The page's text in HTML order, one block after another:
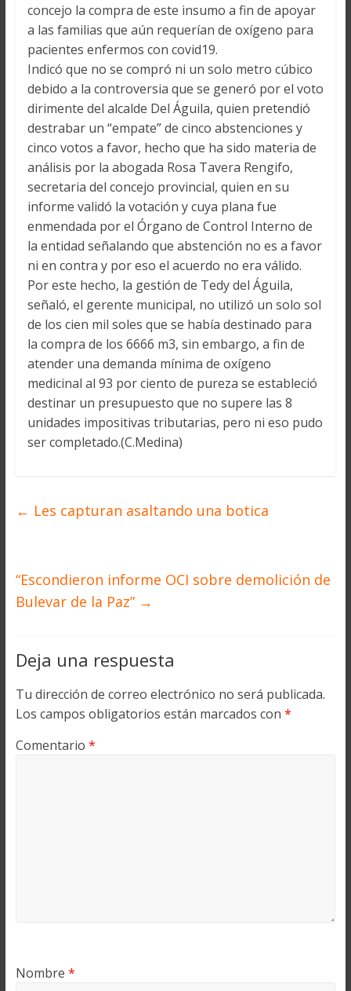
concejo la compra de este insumo a fin de apoyar
a las familias que aún requerían de oxígeno para
pacientes enfermos con covid19.
Indicó que no se compró ni un solo metro cúbico
debido a la controversia que se generó por el voto
dirimente del alcalde Del Águila, quien pretendió
destrabar un “empate” de cinco abstenciones y
cinco votos a favor, hecho que ha sido materia de
análisis por la abogada Rosa Tavera Rengifo,
secretaria del concejo provincial, quien en su
informe validó la votación y cuya plana fue
enmendada por el Órgano de Control Interno de
la entidad señalando que abstención no es a favor
ni en contra y por eso el acuerdo no era válido.
Por este hecho, la gestión de Tedy del Águila,
señaló, el gerente municipal, no utilizó un solo sol
de los cien mil soles que se había destinado para
la compra de los 6666 m3, sin embargo, a fin de
atender una demanda mínima de oxígeno
medicinal al 93 por ciento de pureza se estableció
destinar un presupuesto que no supere las 8
unidades impositivas tributarias, pero ni eso pudo
ser completado.(C.Medina)
← Les capturan asaltando una botica
“Escondieron informe OCI sobre demolición de
Bulevar de la Paz” →
Deja una respuesta
Tu dirección de correo electrónico no será publicada.
Los campos obligatorios están marcados con *
Comentario *
Nombre *